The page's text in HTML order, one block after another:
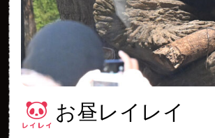
お昼レイレイ